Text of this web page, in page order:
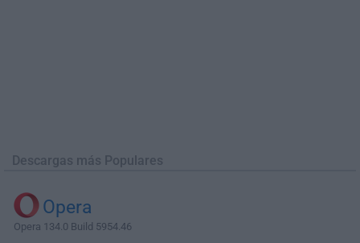
Descargas más Populares
Opera
Opera 134.0 Build 5954.46